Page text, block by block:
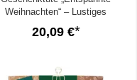
Weihnachten“ – Lustiges
Weihnachtsgeschenk (Set 5)
20,09 €